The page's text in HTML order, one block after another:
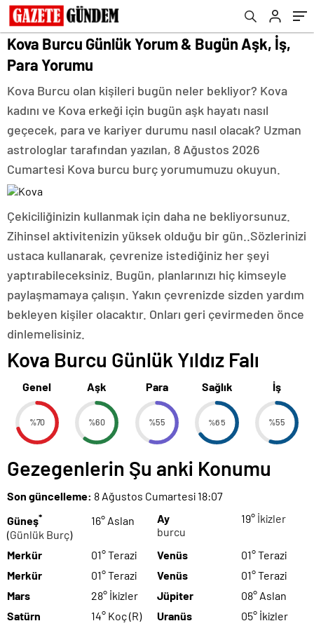
Kova Burcu Günlük Yorum & Bugün Aşk, İş,
Para Yorumu
Kova Burcu olan kişileri bugün neler bekliyor? Kova
kadını ve Kova erkeği için bugün aşk hayatı nasıl
geçecek, para ve kariyer durumu nasıl olacak? Uzman
astrologlar tarafından yazılan, 8 Ağustos 2026
Cumartesi Kova burcu burç yorumumuzu okuyun.
Çekiciliğinizin kullanmak için daha ne bekliyorsunuz.
Zihinsel aktivitenizin yüksek olduğu bir gün..Sözlerinizi
ustaca kullanarak, çevrenize istediğiniz her şeyi
yaptırabileceksiniz. Bugün, planlarınızı hiç kimseyle
paylaşmamaya çalışın. Yakın çevrenizde sizden yardım
bekleyen kişiler olacaktır. Onları geri çevirmeden önce
dinlemelisiniz.
Kova Burcu Günlük Yıldız Falı
Genel
%70
Aşk
%60
Para
%55
Sağlık
%65
İş
%55
Gezegenlerin Şu anki Konumu
Son güncelleme: 8 Ağustos Cumartesi 18:07
Güneş*
16° Aslan
(Günlük Burç)
Ay 19° İkizler
burcu
Merkür
01° Terazi Venüs
01° Terazi
Merkür
01° Terazi Venüs
01° Terazi
Mars
28° İkizler Jüpiter
08° Aslan
Satürn
14° Koç (R) Uranüs 05° İkizler